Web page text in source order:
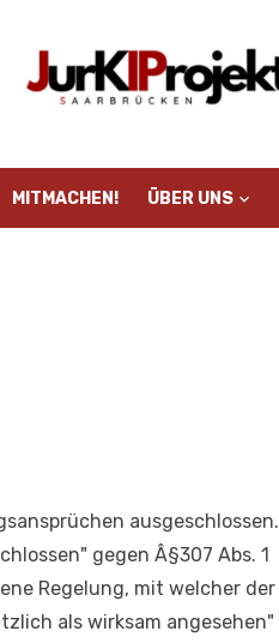
MITMACHEN! ÜBER UNS
ausgeschlossen.
gegen Â§307 Abs. 1
Regelung, mit welcher der
als wirksam angesehen"